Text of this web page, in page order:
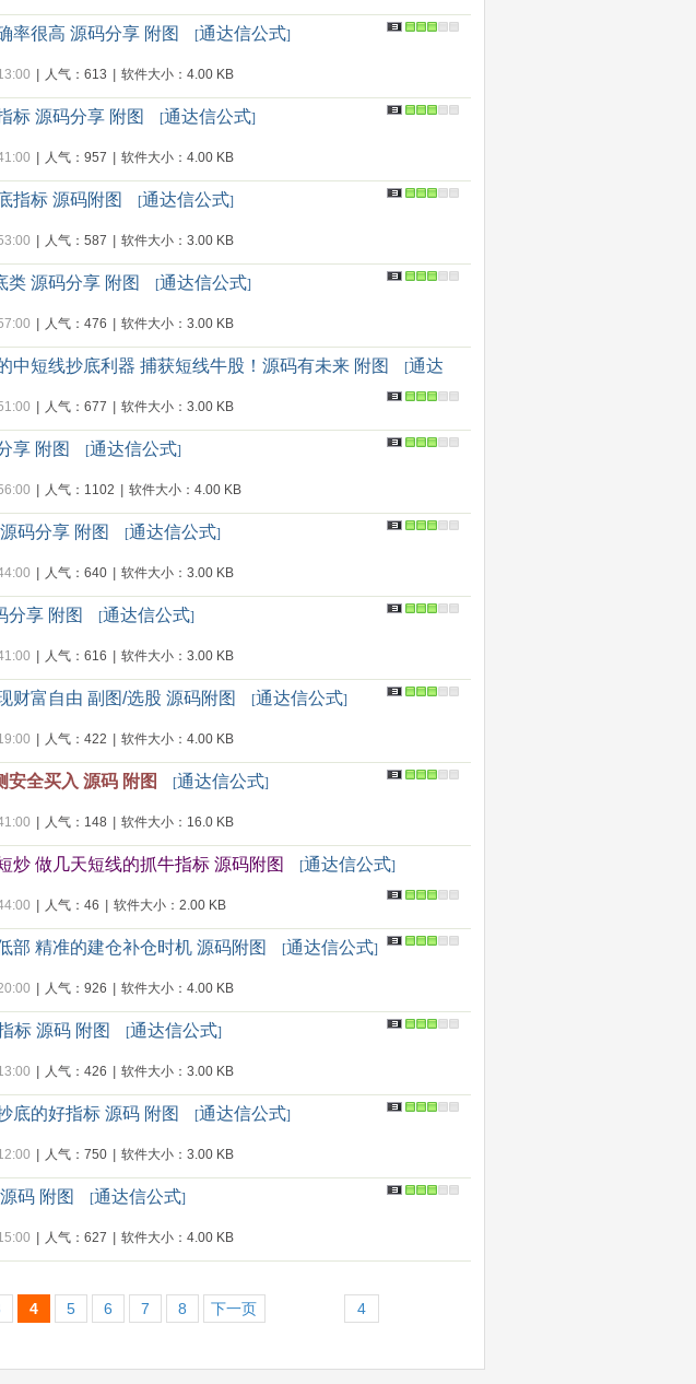
率很高 源码分享 附图 [通达信公式]
人气：613 软件大小：4.00 KB
标 源码分享 附图 [通达信公式]
人气：957 软件大小：4.00 KB
指标 源码附图 [通达信公式]
人气：587 软件大小：3.00 KB
类 源码分享 附图 [通达信公式]
人气：476 软件大小：3.00 KB
中短线抄底利器 捕获短线牛股！源码有未来 附图 [通达
人气：677 软件大小：3.00 KB
享 附图 [通达信公式]
人气：1102 软件大小：4.00 KB
码分享 附图 [通达信公式]
人气：640 软件大小：3.00 KB
分享 附图 [通达信公式]
人气：616 软件大小：3.00 KB
财富自由 副图/选股 源码附图 [通达信公式]
人气：422 软件大小：4.00 KB
安全买入 源码 附图 [通达信公式]
人气：148 软件大小：16.0 KB
炒 做几天短线的抓牛指标 源码附图 [通达信公式]
人气：46 软件大小：2.00 KB
部 精准的建仓补仓时机 源码附图 [通达信公式]
人气：926 软件大小：4.00 KB
标 源码 附图 [通达信公式]
人气：426 软件大小：3.00 KB
底的好指标 源码 附图 [通达信公式]
人气：750 软件大小：3.00 KB
码 附图 [通达信公式]
人气：627 软件大小：4.00 KB
4 5 6 7 8 下一页